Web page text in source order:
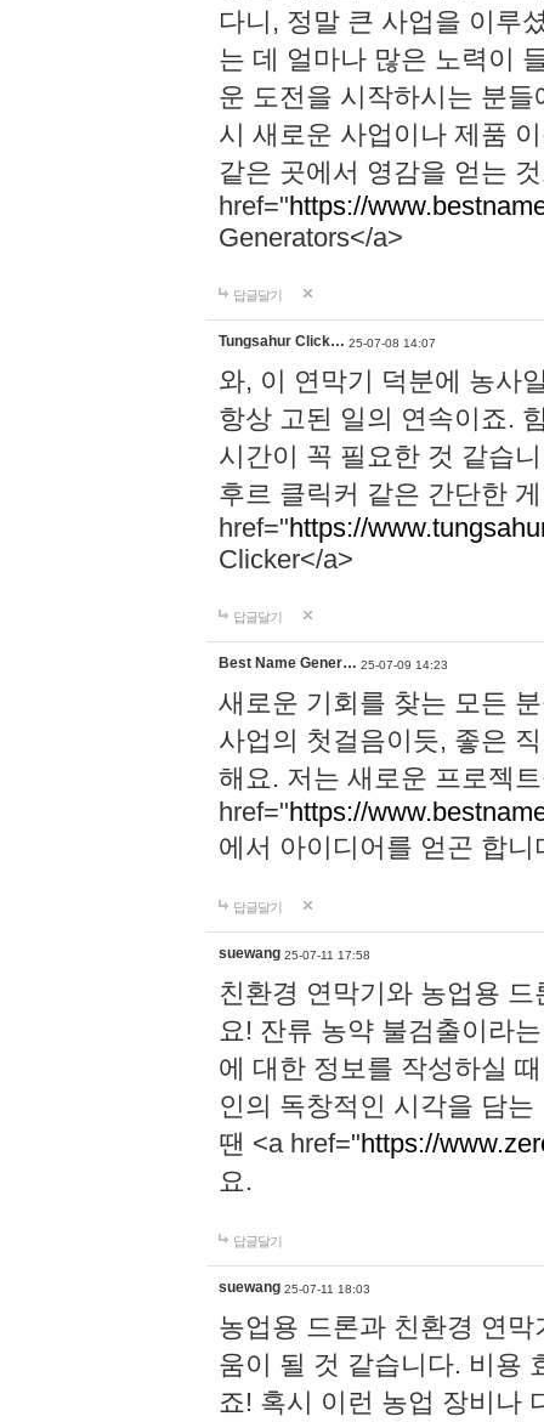
다니, 정말 큰 사업을 이루
는 데 얼마나 많은 노력이
운 도전을 시작하시는 분
시 새로운 사업이나 제품
같은 곳에서 영감을 얻는
href="https://
Generators</a>
답글달기
Tungsahur Click… 25-07-08 14:07
와, 이 연막기 덕분에 농사
항상 고된 일의 연속이죠.
시간이 꼭 필요한 것 같습
후르 클릭커 같은 간단한
href="https://
Clicker</a>
답글달기
Best Name Gener… 25-07-09 14:23
새로운 기회를 찾는 모든
사업의 첫걸음이듯, 좋은
해요. 저는 새로운 프로젝
href="https://
에서 아이디어를 얻곤 합
답글달기
suewang 25-07-11 17:58
친환경 연막기와 농업용
요! 잔류 농약 불검출이라
에 대한 정보를 작성하실
인의 독창적인 시각을 담
땐 <a href="https://
요.
답글달기
suewang 25-07-11 18:03
농업용 드론과 친환경 연
움이 될 것 같습니다. 비용
죠! 혹시 이런 농업 장비나